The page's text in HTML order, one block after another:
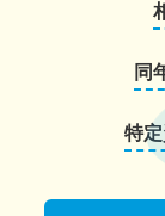
同
特